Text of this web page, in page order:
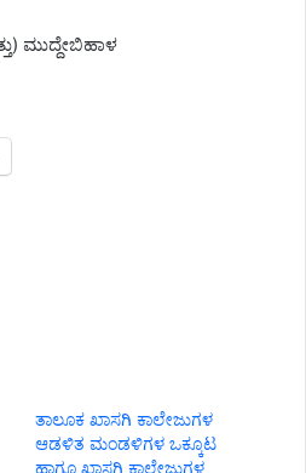
ಮುದ್ದೇಬಿಹಾಳ
ತಾಲೂಕ ಖಾಸಗಿ ಕಾಲೇಜುಗಳ
ಆಡಳಿತ ಮಂಡಳಿಗಳ ಒಕ್ಕೂಟ
ಹಾಗೂ ಖಾಸಗಿ ಕಾಲೇಜುಗಳ